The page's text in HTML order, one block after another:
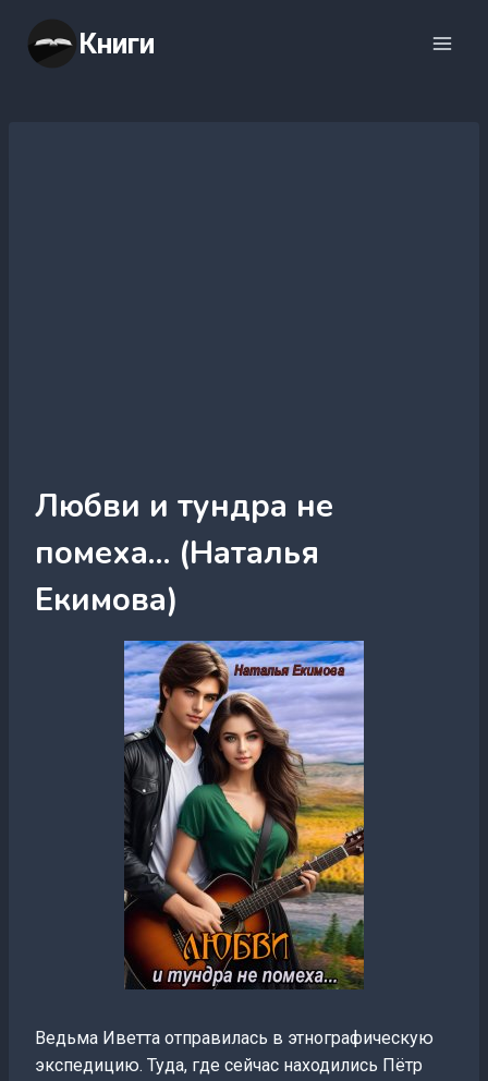
содержимому
Книги
Любви и тундра не
помеха… (Наталья
Екимова)
Ведьма Иветта отправилась в этнографическую
экспедицию. Туда, где сейчас находились Пётр